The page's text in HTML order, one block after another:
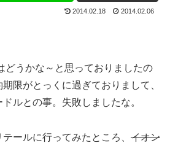
2014.02.18 2014.02.06
どうかな～と思っておりましたの
限がとっくに過ぎておりまして、
ルとの事。失敗しましたな。
ールに行ってみたところ、 イオン